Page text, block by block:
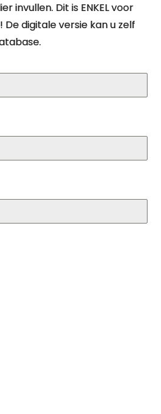
invullen. Dit is ENKEL voor
De digitale versie kan u zelf